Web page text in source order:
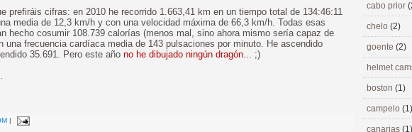
prefiráis cifras: en 2010 he recorrido 1.663,41 km en un tiempo total de 134:46:11
media de 12,3 km/h y con una velocidad máxima de 66,3 km/h. Todas esas
hecho cosumir 108.739 calorías (menos mal, sino ahora mismo sería capaz de
una frecuencia cardíaca media de 143 pulsaciones por minuto. He ascendido
35.691. Pero este año no he dibujado ningún dragón... ;)
|
cabo prior
chelo (2)
goente (2)
helmet
boston (1)
campelo (1)
canarias (1)